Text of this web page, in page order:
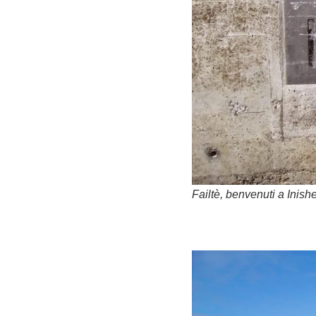
Failtè, benvenuti a